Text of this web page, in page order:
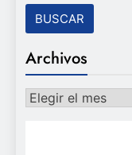
Archivos
Archivos